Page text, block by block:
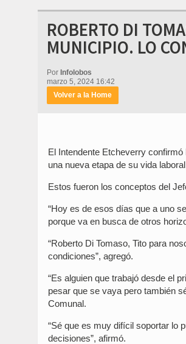
ROBERTO DI
MUNICIPIO. LO
Por Infolobos
marzo 5, 2024 16:42
Volver a la Home
El Intendente Etcheverry
una nueva etapa de su vida
Estos fueron los conceptos del
“Hoy es de esos días que a uno
porque va en busca de otros
“Roberto Di Tomaso, Tito para
condiciones”, agregó.
“Es alguien que trabajó desde el
pesar que se vaya pero también
Comunal.
“Sé que es muy difícil soportar lo
decisiones”, afirmó.